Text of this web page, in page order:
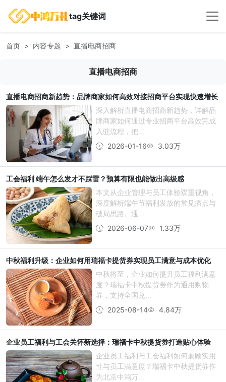
tag关键词
首页 内容专题 直播电商招商
直播电商招商
直播电商招商新趋势：品牌商家如何高效对接招商平台实现快速增长
深入解析直播电商招商新趋势，详解品
牌商家如何通过专业招商平台高效完成
入驻流程，把...
2026-01-16
3.03万
工会福利 端午怎么发才不踩雷？预算有限也能做出高级感
本文从企业管理与员工体验双重视角，
深度解析端午节福利发放的常见痛点与
破局思路。通...
2026-06-07
1.33万
中秋福利升级：企业如何用瑞福卡提货券实现员工满意与成本优化
中秋将至，企业如何提升员工福利满意
度？瑞福卡中秋提货券作为通用购物
券，支持全国兑...
2025-08-14
4.84万
企业员工福利与工会关怀新选择：瑞福卡中秋提货券打造贴心体验
企业员工福利与工会福利如何兼顾实用
性与员工满意度？瑞福卡中秋提货券作
为北京中鸿万...